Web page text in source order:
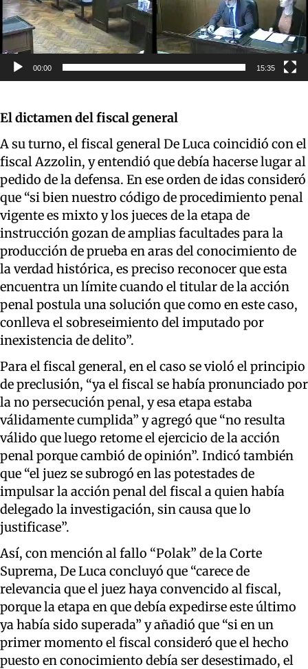
00:00 15:35
El dictamen del fiscal general
A su turno, el fiscal general De Luca coincidió con el
fiscal Azzolin, y entendió que debía hacerse lugar al
pedido de la defensa. En ese orden de idas consideró
que “si bien nuestro código de procedimiento penal
vigente es mixto y los jueces de la etapa de
instrucción gozan de amplias facultades para la
producción de prueba en aras del conocimiento de
la verdad histórica, es preciso reconocer que esta
encuentra un límite cuando el titular de la acción
penal postula una solución que como en este caso,
conlleva el sobreseimiento del imputado por
inexistencia de delito”.
Para el fiscal general, en el caso se violó el principio
de preclusión, “ya el fiscal se había pronunciado por
la no persecución penal, y esa etapa estaba
válidamente cumplida” y agregó que “no resulta
válido que luego retome el ejercicio de la acción
penal porque cambió de opinión”. Indicó también
que “el juez se subrogó en las potestades de
impulsar la acción penal del fiscal a quien había
delegado la investigación, sin causa que lo
justificase”.
Así, con mención al fallo “Polak” de la Corte
Suprema, De Luca concluyó que “carece de
relevancia que el juez haya convencido al fiscal,
porque la etapa en que debía expedirse este último
ya había sido superada” y añadió que “si en un
primer momento el fiscal consideró que el hecho
puesto en conocimiento debía ser desestimado, el